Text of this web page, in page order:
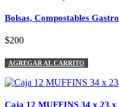
Bolsas, Compostables
$200
AGREGAR AL CARRITO
Caja 12 MUFFINS 34 x 23